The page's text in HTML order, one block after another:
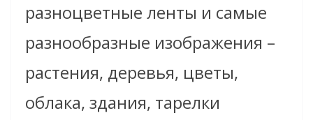
разноцветные ленты и самые
разнообразные изображения –
растения, деревья, цветы,
облака, здания, тарелки